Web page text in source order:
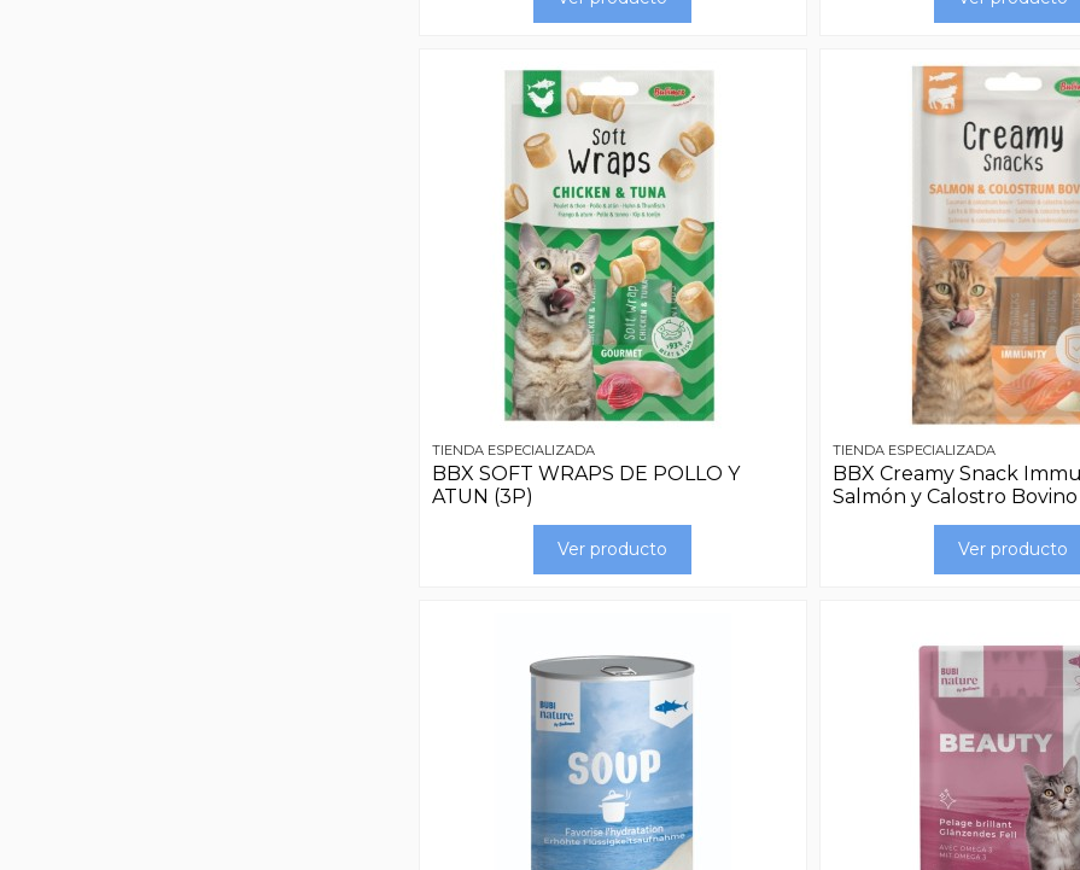
TIENDA ESPECIALIZADA
BBX SOFT WRAPS DE POLLO Y
ATUN (3P)
Ver producto
TIENDA ESPECIALIZADA
BBX Creamy Snack
Salmón y Calostro Bovino
Ver producto